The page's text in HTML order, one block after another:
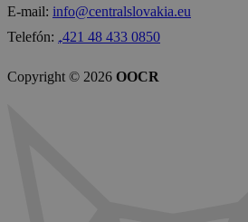
E-mail: info@centralslovakia.eu
Telefón: ₊421 48 433 0850
Copyright © 2026 OOCR